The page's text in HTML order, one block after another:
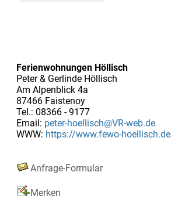
Ferienwohnungen Höllisch
Peter & Gerlinde Höllisch
Am Alpenblick 4a
87466 Faistenoy
Tel.: 08366 - 9177
Email: peter-hoellisch@VR-web.de
WWW: https://www.fewo-hoellisch.de
Anfrage-Formular
Merken